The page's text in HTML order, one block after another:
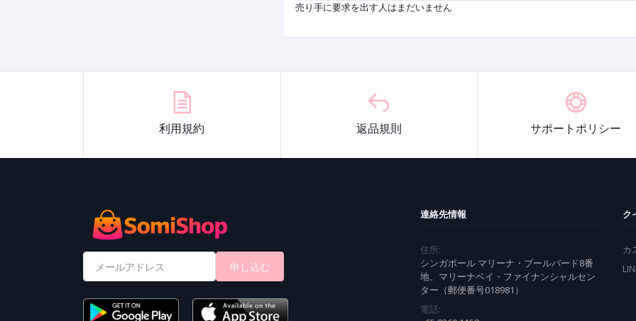
売り手に要求を出す人はまだいません
利用規約 返品規則 サポートポリシー
申し込む
連絡先情報
住所:
シンガポール マリーナ・ブールバード8番
地、マリーナベイ・ファイナンシャルセン
ター（郵便番号018981）
電話:
ク
カ